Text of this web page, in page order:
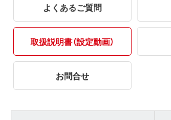
よくあるご質問
取扱説明書（設定動画）
お問合せ